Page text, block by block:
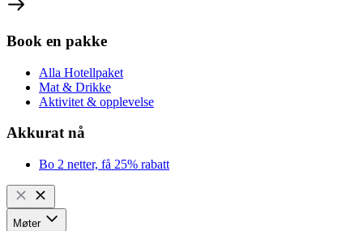
Book en pakke
Alla Hotellpaket
Mat & Drikke
Aktivitet & opplevelse
Akkurat nå
Bo 2 netter, få 25% rabatt
Møter